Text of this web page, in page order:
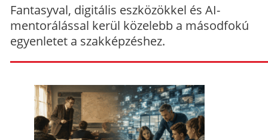
Fantasyval, digitális eszközökkel és AI-
mentorálással kerül közelebb a másodfokú
egyenletet a szakképzéshez.